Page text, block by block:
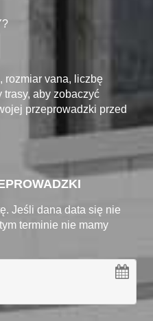
rozmiar vana, liczbę
trasy, aby zobaczyć
przeprowadzki przed
Jeśli dana data się nie
terminie nie mamy